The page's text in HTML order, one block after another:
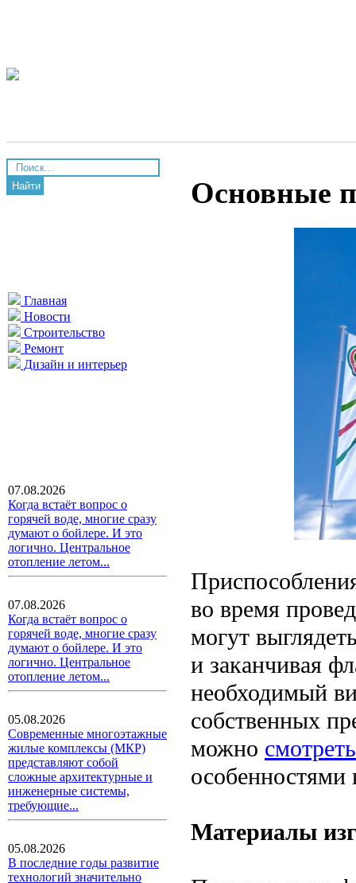
Найти
Главная
Новости
Строительство
Ремонт
Дизайн и интерьер
07.08.2026
Когда встаёт вопрос о
горячей воде, многие сразу
думают о бойлере. И это
логично. Центральное
отопление летом...
07.08.2026
Когда встаёт вопрос о
горячей воде, многие сразу
думают о бойлере. И это
логично. Центральное
отопление летом...
05.08.2026
Современные многоэтажные
жилые комплексы (МКР)
представляют собой
сложные архитектурные и
инженерные системы,
требующие...
05.08.2026
В последние годы развитие
технологий значительно
Основные
во время
могут
и заканчивая
необходимый
собственных
можно смотреть
особенностями
Материалы